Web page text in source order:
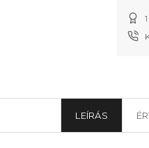
LEÍRÁS